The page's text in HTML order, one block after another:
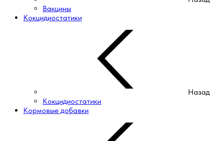
Вакцины
Кокцидиостатики
Назад
Кокцидиостатики
Кормовые добавки